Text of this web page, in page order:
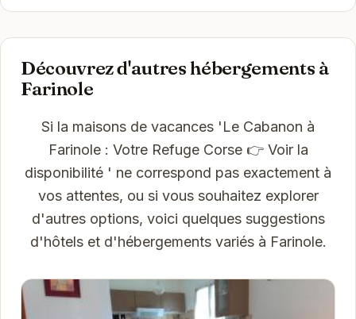
Découvrez d'autres hébergements à
Farinole
Si la maisons de vacances 'Le Cabanon à
Farinole : Votre Refuge Corse 👉 Voir la
disponibilité ' ne correspond pas exactement à
vos attentes, ou si vous souhaitez explorer
d'autres options, voici quelques suggestions
d'hôtels et d'hébergements variés à Farinole.